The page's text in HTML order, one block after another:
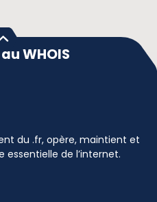
WHOIS
du .fr, opère, maintient et
de l’internet.